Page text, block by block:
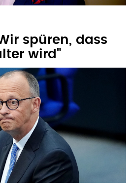
spüren, dass
wird"